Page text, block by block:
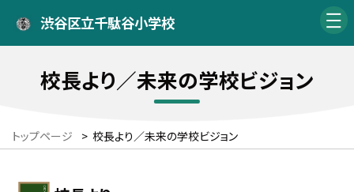
渋谷区立千駄谷小学校
校長より／未来の学校ビジョン
トップページ > 校長より／未来の学校ビジョン